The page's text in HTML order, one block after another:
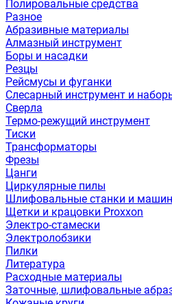
Полировальные средства
Разное
Абразивные материалы
Алмазный инструмент
Боры и насадки
Резцы
Рейсмусы и фуганки
Слесарный инструмент и
Сверла
Термо-режущий инструмент
Тиски
Трансформаторы
Фрезы
Цанги
Циркулярные пилы
Шлифовальные станки и
Щетки и крацовки Proxxon
Электро-стамески
Электролобзики
Пилки
Литература
Расходные материалы
Заточные, шлифовальные